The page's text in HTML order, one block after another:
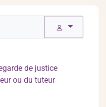
de justice
ou du tuteur